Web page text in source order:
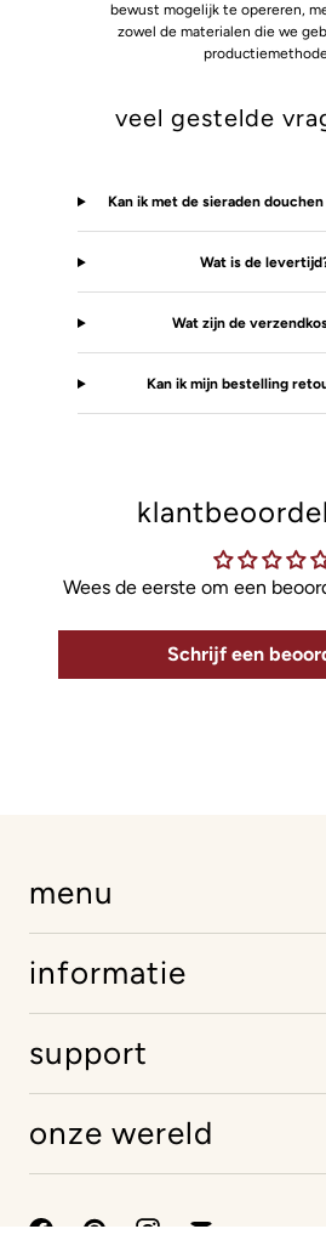
bewust mogelijk te opereren,
zowel de materialen die we
veel gestelde
Kan ik met de sieraden
Wat is de
Wat zijn de
Kan ik mijn bestelling
Wees de eerste om een
Schrijf een
menu
informatie
support
onze wereld